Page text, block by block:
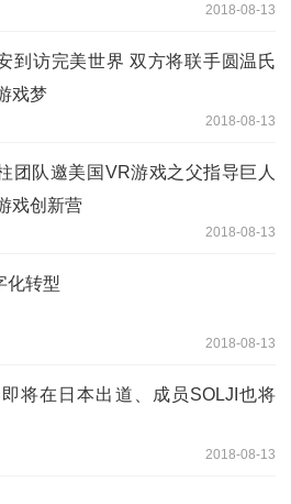
2018-08-13
到访完美世界 双方将联手圆温氏
戏梦
2018-08-13
团队邀美国VR游戏之父指导巨人
戏创新营
2018-08-13
化转型
2018-08-13
即将在日本出道、成员SOLJI也将
2018-08-13